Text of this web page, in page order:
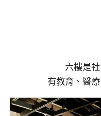
六樓是
有教育、醫